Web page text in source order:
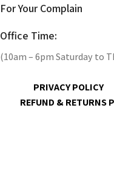
For Your Complain
Office Time:
(10am – 6pm Saturday to
PRIVACY POLICY
REFUND & RETURNS